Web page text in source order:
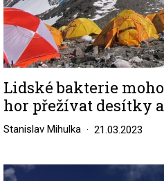
Lidské bakterie
hor přežívat desítky
Stanislav Mihulka 21.03.2023
Image